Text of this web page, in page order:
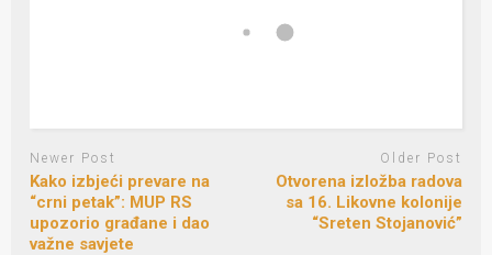
Newer Post
Kako izbjeći prevare na
“crni petak”: MUP RS
upozorio građane i dao
važne savjete
Older Post
Otvorena izložba radova
sa 16. Likovne kolonije
“Sreten Stojanović”